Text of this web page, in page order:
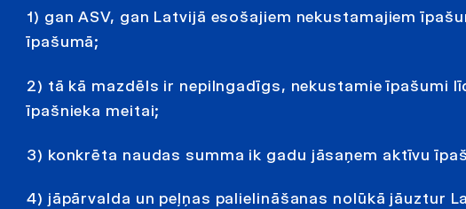
1) gan ASV, gan Latvijā esošajiem nekustamajiem
īpašumā;
2) tā kā mazdēls ir nepilngadīgs, nekustamie īpašumi
īpašnieka meitai;
3) konkrēta naudas summa ik gadu jāsaņem aktīvu
4) jāpārvalda un peļņas palielināšanas nolūkā jāuztur